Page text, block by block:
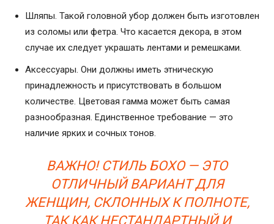
Шляпы. Такой головной убор должен быть изготовлен
из соломы или фетра. Что касается декора, в этом
случае их следует украшать лентами и ремешками.
Аксессуары. Они должны иметь этническую
принадлежность и присутствовать в большом
количестве. Цветовая гамма может быть самая
разнообразная. Единственное требование — это
наличие ярких и сочных тонов.
ВАЖНО! СТИЛЬ БОХО — ЭТО
ОТЛИЧНЫЙ ВАРИАНТ ДЛЯ
ЖЕНЩИН, СКЛОННЫХ К ПОЛНОТЕ,
ТАК КАК НЕСТАНДАРТНЫЙ И